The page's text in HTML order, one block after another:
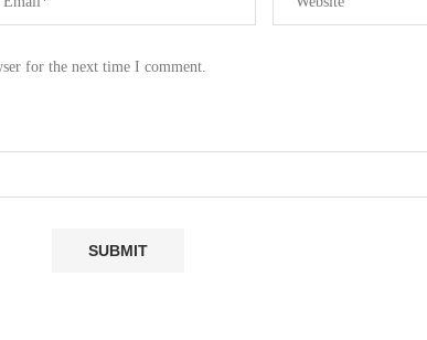
for the next time I comment.